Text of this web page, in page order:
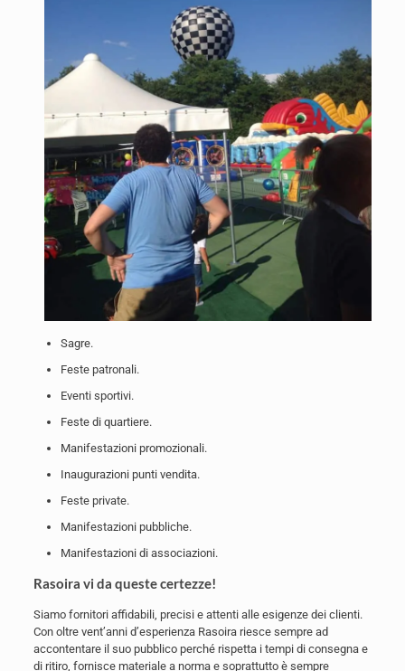
Sagre.
Feste patronali.
Eventi sportivi.
Feste di quartiere.
Manifestazioni promozionali.
Inaugurazioni punti vendita.
Feste private.
Manifestazioni pubbliche.
Manifestazioni di associazioni.
Rasoira vi da queste certezze!
Siamo fornitori affidabili, precisi e attenti alle esigenze dei clienti.
Con oltre vent’anni d’esperienza Rasoira riesce sempre ad
accontentare il suo pubblico perché rispetta i tempi di consegna e
di ritiro, fornisce materiale a norma e soprattutto è sempre